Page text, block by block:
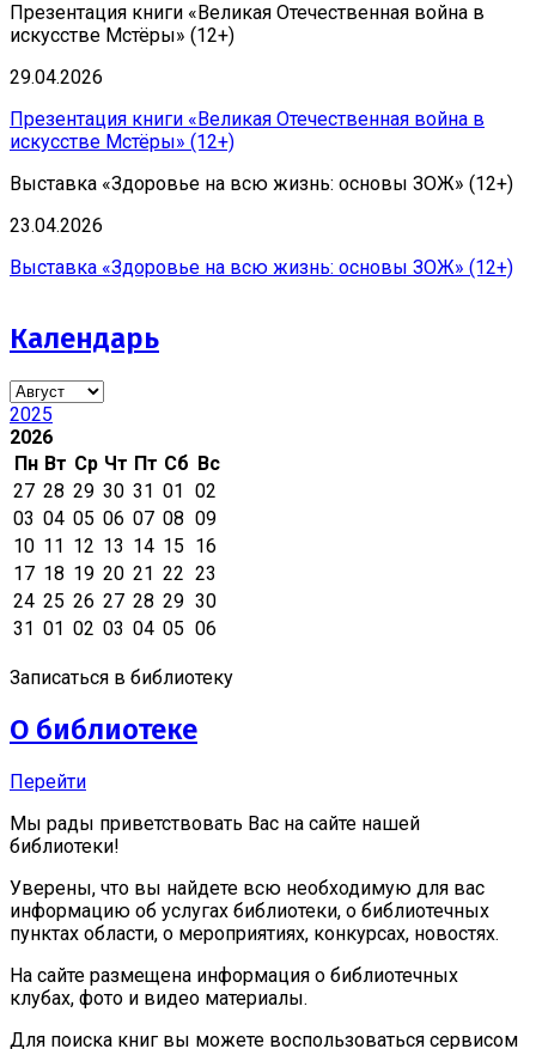
Презентация книги «Великая Отечественная война в
искусстве Мстёры» (12+)
29.04.2026
Презентация книги «Великая Отечественная война в
искусстве Мстёры» (12+)
Выставка «Здоровье на всю жизнь: основы ЗОЖ» (12+)
23.04.2026
Выставка «Здоровье на всю жизнь: основы ЗОЖ» (12+)
Календарь
2025
2026
Пн Вт Ср Чт Пт Сб Вс
27 28 29 30 31 01 02
03 04 05 06 07 08 09
10 11 12 13 14 15 16
17 18 19 20 21 22 23
24 25 26 27 28 29 30
31 01 02 03 04 05 06
Записаться в библиотеку
О библиотеке
Перейти
Мы рады приветствовать Вас на сайте нашей
библиотеки!
Уверены, что вы найдете всю необходимую для вас
информацию об услугах библиотеки, о библиотечных
пунктах области, о мероприятиях, конкурсах, новостях.
На сайте размещена информация о библиотечных
клубах, фото и видео материалы.
Для поиска книг вы можете воспользоваться сервисом